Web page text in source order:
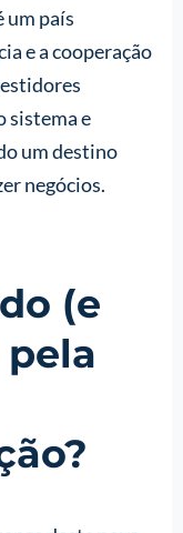
um país
e a cooperação
sistema e
um destino
negócios.
(e
pela